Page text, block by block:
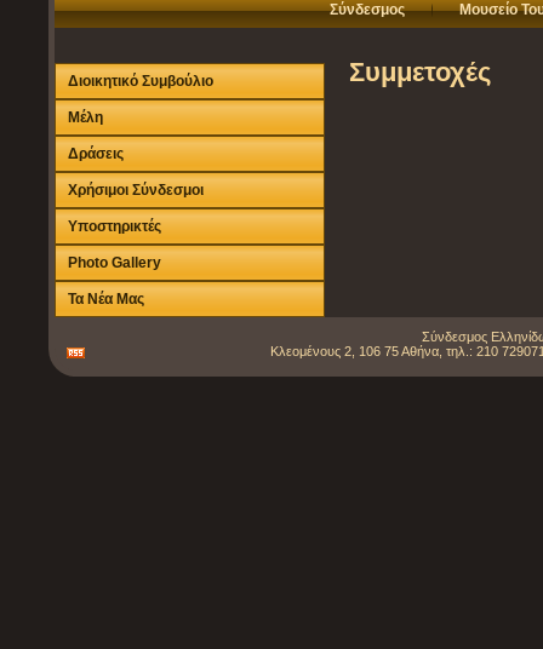
Σύνδεσμος Μουσείο
Διοικητικό Συμβούλιο
Μέλη
Δράσεις
Χρήσιμοι Σύνδεσμοι
Υποστηρικτές
Photo Gallery
Τα Νέα Μας
Συμμετοχές
Σύνδεσμος
Κλεομένους 2, 106 75 Αθήνα, τηλ.: 210